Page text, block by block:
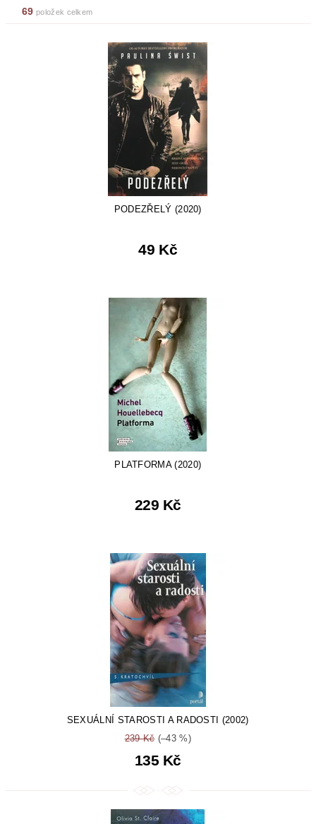
69 položek celkem
PODEZŘELÝ (2020)
49 Kč
PLATFORMA (2020)
229 Kč
SEXUÁLNÍ STAROSTI A RADOSTI (2002)
239 Kč(–43 %)
135 Kč